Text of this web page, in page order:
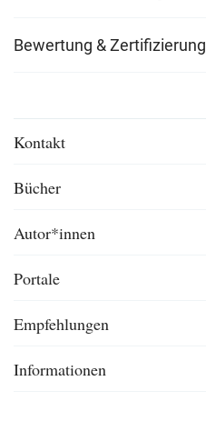
Bewertung & Zertifizierung
Kontakt
Bücher
Autor*innen
Portale
Empfehlungen
Informationen